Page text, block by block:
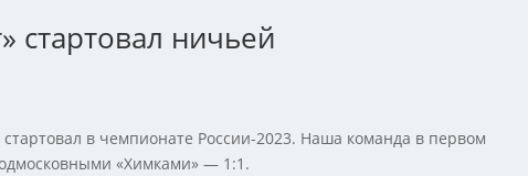
стартовал ничьей
в чемпионате России-2023. Наша команда в первом
«Химками» — 1:1.